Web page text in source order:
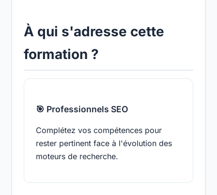
À qui s'adresse cette
formation ?
🎯 Professionnels SEO
Complétez vos compétences pour
rester pertinent face à l'évolution des
moteurs de recherche.